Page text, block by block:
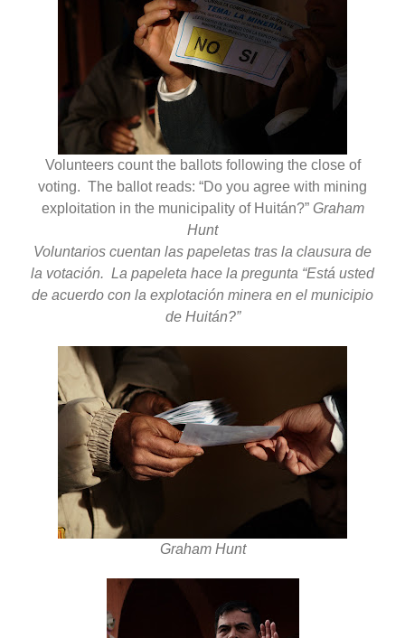
Volunteers count the ballots following the close of
voting. The ballot reads: “Do you agree with mining
exploitation in the municipality of Huitán?” Graham
Hunt
Voluntarios cuentan las papeletas tras la clausura de
la votación. La papeleta hace la pregunta “Está usted
de acuerdo con la explotación minera en el municipio
de Huitán?”
Graham Hunt